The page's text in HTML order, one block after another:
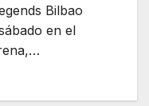
Bilbao
en el